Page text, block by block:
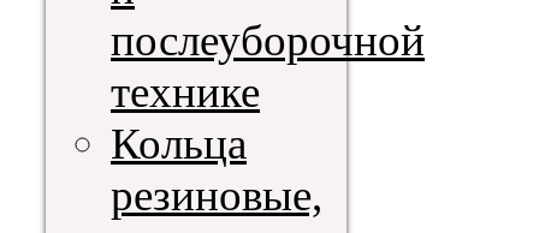
послеуборочной
технике
Кольца
резиновые,